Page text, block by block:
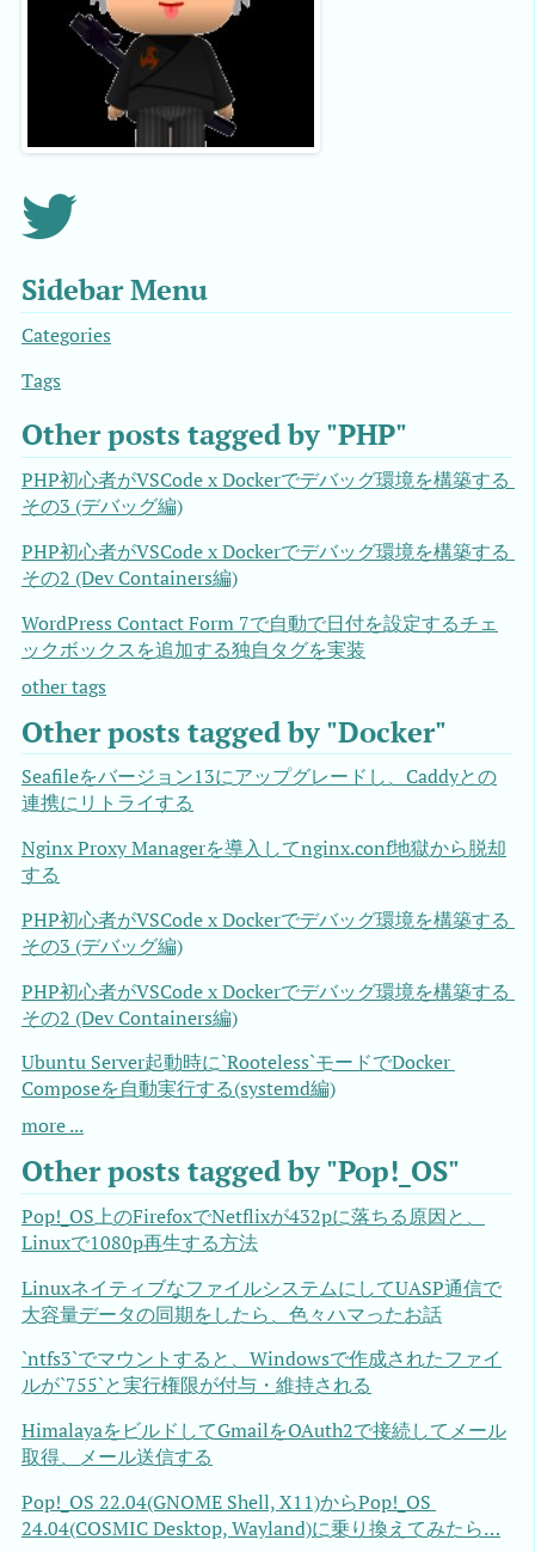
Sidebar Menu
Categories
Tags
Other posts tagged by "PHP"
PHP初心者がVSCode x Dockerでデバッグ環境を構築する
その3 (デバッグ編)
PHP初心者がVSCode x Dockerでデバッグ環境を構築する
その2 (Dev Containers編)
WordPress Contact Form 7で自動で日付を設定するチェ
ックボックスを追加する独自タグを実装
other tags
Other posts tagged by "Docker"
Seafileをバージョン13にアップグレードし、Caddyとの
連携にリトライする
Nginx Proxy Managerを導入してnginx.conf地獄から脱却
する
PHP初心者がVSCode x Dockerでデバッグ環境を構築する
その3 (デバッグ編)
PHP初心者がVSCode x Dockerでデバッグ環境を構築する
その2 (Dev Containers編)
Ubuntu Server起動時に`Rooteless`モードでDocker
Composeを自動実行する(systemd編)
more ...
Other posts tagged by "Pop!_OS"
Pop!_OS上のFirefoxでNetflixが432pに落ちる原因と、
Linuxで1080p再生する方法
LinuxネイティブなファイルシステムにしてUASP通信で
大容量データの同期をしたら、色々ハマったお話
`ntfs3`でマウントすると、Windowsで作成されたファイ
ルが`755`と実行権限が付与・維持される
HimalayaをビルドしてGmailをOAuth2で接続してメール
取得、メール送信する
Pop!_OS 22.04(GNOME Shell, X11)からPop!_OS
24.04(COSMIC Desktop, Wayland)に乗り換えてみたら…